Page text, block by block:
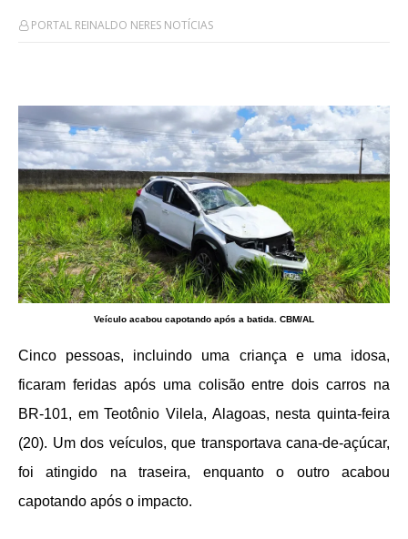
PORTAL REINALDO NERES NOTÍCIAS
Veículo acabou capotando após a batida. CBM/AL
Cinco pessoas, incluindo uma criança e uma idosa,
ficaram feridas após uma colisão entre dois carros na
BR-101, em Teotônio Vilela, Alagoas, nesta quinta-feira
(20). Um dos veículos, que transportava cana-de-açúcar,
foi atingido na traseira, enquanto o outro acabou
capotando após o impacto.